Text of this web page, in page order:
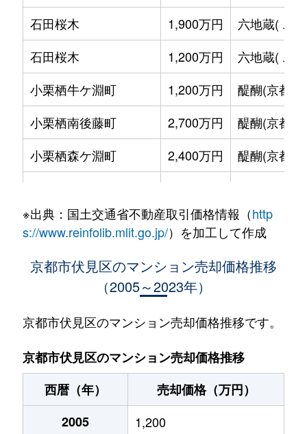
石田桜木
1,900万円
六地蔵(ＪＲ)
石田桜木
1,200万円
六地蔵(ＪＲ)
小栗栖牛ケ淵町
1,200万円
醍醐(京都)
小栗栖南後藤町
2,700万円
醍醐(京都)
小栗栖森ケ淵町
2,400万円
醍醐(京都)
小栗栖山口町
1,500万円
醍醐(京都)
1,000万円
久我西出町
1,100万円
中書島
久我本町
2,100万円
向日町
久我本町
2,300万円
向日町
下鳥羽広長町
※出典：国土交通省不動産取引価格情報（http
s://www.reinfolib.mlit.go.jp/）を加工して作成
京都市伏見区のマンション売却価格推移
（2005～2023年）
京都市伏見区のマンション売却価格推移です。
京都市伏見区のマンション売却価格推移
西暦（年）
売却価格（万円）
2005
1,200